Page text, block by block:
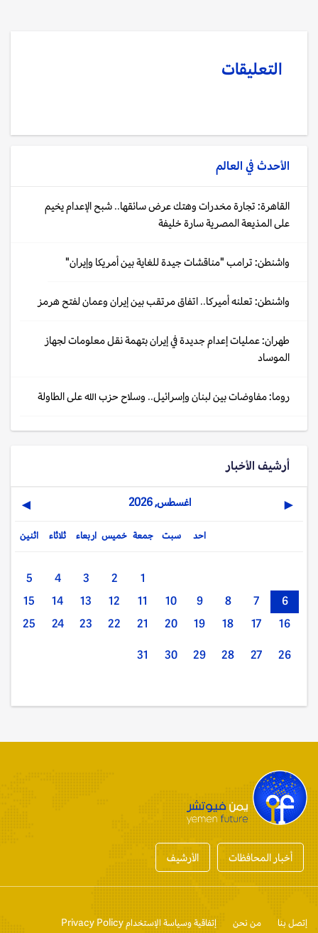
التعليقات
الأحدث في العالم
القاهرة: تجارة مخدرات وهتك عرض سائقها.. شبح الإعدام يخيم
على المذيعة المصرية سارة خليفة
واشنطن: ترامب "مناقشات جيدة للغاية بين أمريكا وإيران"
واشنطن: تعلنه أميركا.. اتفاق مرتقب بين إيران وعمان لفتح هرمز
طهران: عمليات إعدام جديدة في إيران بتهمة نقل معلومات لجهاز
الموساد
روما: مفاوضات بين لبنان وإسرائيل.. وسلاح حزب الله على الطاولة
أرشيف الأخبار
◀ اغسطس, 2026 ▶
اثنين ثلاثاء اربعاء خميس جمعة سبت احد
1
2
3
4
5
6
7
8
9
10
11
12
13
14
15
16
17
18
19
20
21
22
23
24
25
26
27
28
29
30
31
أخبار المحافظات الأرشيف
إتصل بنا من نحن إتفاقية وسياسة الإستخدام Privacy Policy